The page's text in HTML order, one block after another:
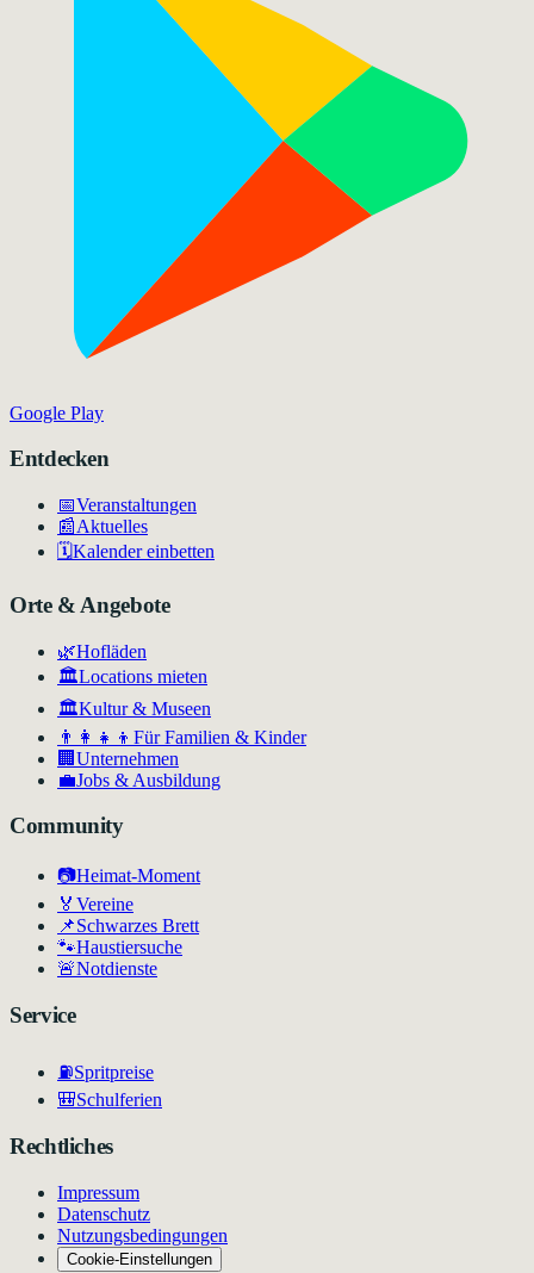
Google Play
Entdecken
📅Veranstaltungen
📰Aktuelles
🗓️Kalender einbetten
Orte & Angebote
🌿Hofläden
🏛️Locations mieten
🏛Kultur & Museen
👨‍👩‍👧‍👦 Für Familien & Kinder
🏢 Unternehmen
💼Jobs & Ausbildung
Community
📷Heimat-Moment
🏅 Vereine
📌Schwarzes Brett
🐾Haustiersuche
🚨Notdienste
Service
⛽Spritpreise
🎒Schulferien
Rechtliches
Impressum
Datenschutz
Nutzungsbedingungen
Cookie-Einstellungen